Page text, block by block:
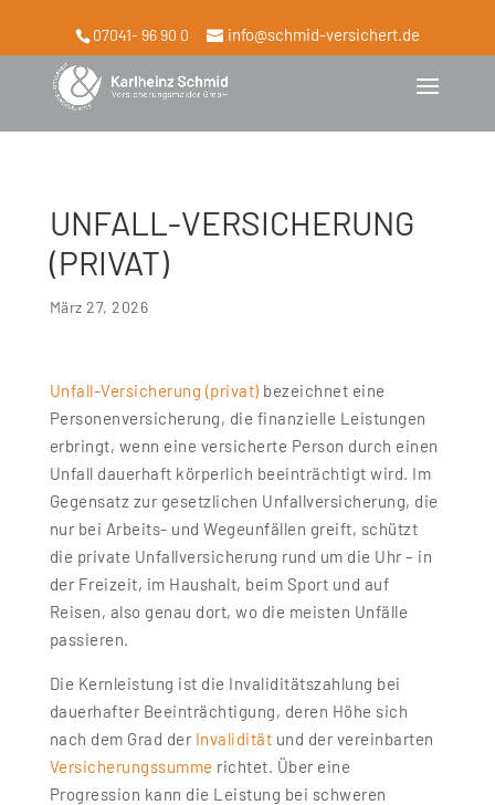
07041- 96 90 0 info@schmid-versichert.de
UNFALL-VERSICHERUNG
(PRIVAT)
März 27, 2026
Unfall-Versicherung (privat) bezeichnet eine
Personenversicherung, die finanzielle Leistungen
erbringt, wenn eine versicherte Person durch einen
Unfall dauerhaft körperlich beeinträchtigt wird. Im
Gegensatz zur gesetzlichen Unfallversicherung, die
nur bei Arbeits- und Wegeunfällen greift, schützt
die private Unfallversicherung rund um die Uhr – in
der Freizeit, im Haushalt, beim Sport und auf
Reisen, also genau dort, wo die meisten Unfälle
passieren.
Die Kernleistung ist die Invaliditätszahlung bei
dauerhafter Beeinträchtigung, deren Höhe sich
nach dem Grad der Invalidität und der vereinbarten
Versicherungssumme richtet. Über eine
Progression kann die Leistung bei schweren